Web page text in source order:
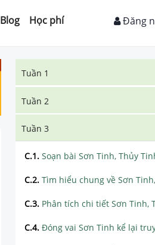
Blog Học phí Đăng
Tuần 1
Tuần 2
Tuần 3
C.1. Soạn bài Sơn Tinh, Thủy
C.2. Tìm hiểu chung về Sơn
C.3. Phân tích chi tiết Sơn Tinh,
C.4. Đóng vai Sơn Tinh kể lại truyện